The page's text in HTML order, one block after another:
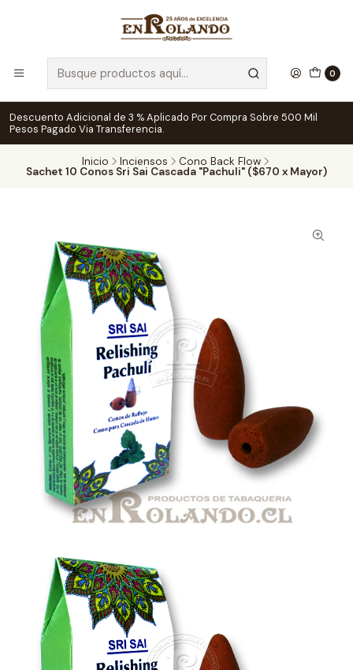
0
Descuento Adicional de 3 % Aplicado Por Compra Sobre 500 Mil
Pesos Pagado Via Transferencia.
Inicio Inciensos Cono Back Flow
Sachet 10 Conos Sri Sai Cascada "Pachuli" ($670 x Mayor)